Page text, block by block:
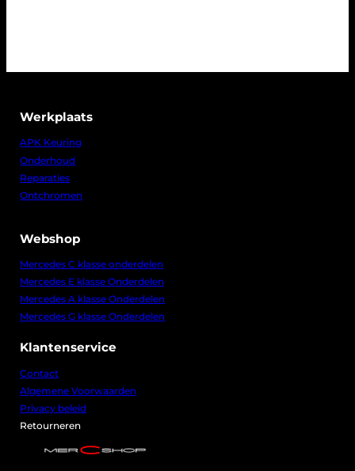
Werkplaats
APK Keuring
Onderhoud
Reparaties
Ontchromen
Webshop
Mercedes C klasse onderdelen
Mercedes E klasse Onderdelen
Mercedes A klasse Onderdelen
Mercedes G klasse Onderdelen
Klantenservice
Contact
Algemene Voorwaarden
Privacy beleid
Retourneren